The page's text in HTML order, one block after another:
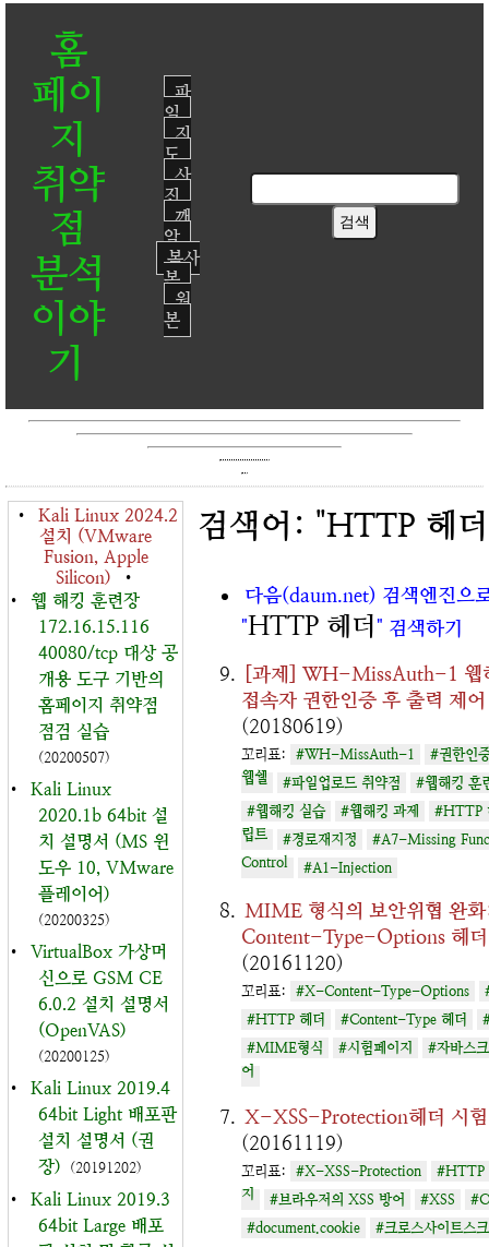
홈
페이
지
취약
점
분석
이야
기
파
일
지
도
사
진
깨
알
복사
본
원
본
•
Kali Linux 2024.2
설치 (VMware
Fusion, Apple
Silicon)
•
•
웹 해킹 훈련장
172.16.15.116
40080/tcp 대상 공
개용 도구 기반의
홈페이지 취약점
점검 실습
(20200507)
•
Kali Linux
2020.1b 64bit 설
치 설명서 (MS 윈
도우 10, VMware
플레이어)
(20200325)
•
VirtualBox 가상머
신으로 GSM CE
6.0.2 설치 설명서
(OpenVAS)
(20200125)
•
Kali Linux 2019.4
64bit Light 배포판
설치 설명서 (권
장)
(20191202)
•
Kali Linux 2019.3
64bit Large 배포
검색어: "HTTP 헤
다음(daum.net) 검색엔진으
"HTTP 헤더" 검색하기
[과제] WH-MissAuth-1 웹
접속자 권한인증 후 출력 제
(20180619)
꼬리표: #WH-MissAuth-1 #권한인
웹쉘 #파일업로드 취약점
#웹해킹 훈
#웹해킹 실습
#웹해킹 과제 #HTTP
립트 #경로재지정 #A7-Missing
Control #A1-Injection
MIME 형식의 보안위협 완
Content-Type-Options 헤더
(20161120)
꼬리표: #X-Content-Type-Options
#HTTP 헤더
#Content-Type 헤더
#MIME형식
#시험페이지 #자바스
어
X-XSS-Protection헤더 시
(20161119)
꼬리표: #X-XSS-Protection #HTTP
지 #브라우저의 XSS 방어 #XSS
#document.cookie
#크로스사이트스